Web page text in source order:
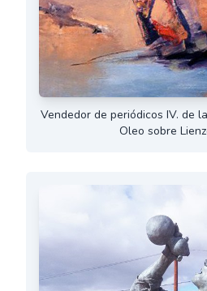
Vendedor de periódicos IV. de
Oleo sobre